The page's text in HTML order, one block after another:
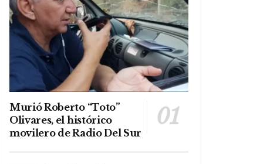
Murió Roberto “Toto”
Olivares, el histórico
movilero de Radio Del Sur